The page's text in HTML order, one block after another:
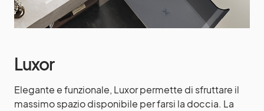
Luxor
Elegante e funzionale, Luxor permette di sfruttare il
massimo spazio disponibile per farsi la doccia. La